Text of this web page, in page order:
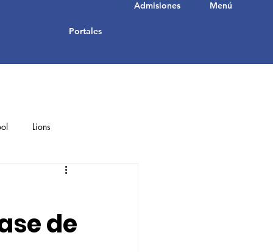
Portales
Menú
Admisiones
Lions
Student Achievements
de